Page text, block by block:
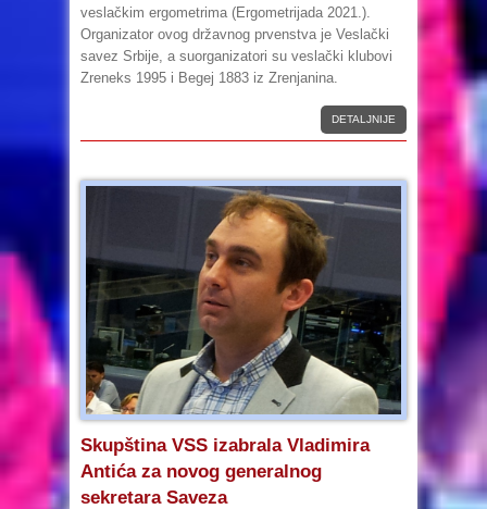
veslačkim ergometrima (Ergometrijada 2021.).
Organizator ovog državnog prvenstva je Veslački
savez Srbije, a suorganizatori su veslački klubovi
Zreneks 1995 i Begej 1883 iz Zrenjanina.
DETALJNIJE
Skupština VSS izabrala Vladimira
Antića za novog generalnog
sekretara Saveza